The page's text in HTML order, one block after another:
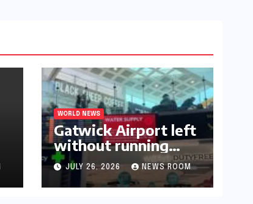
WORLD NEWS
Gatwick Airport left
without running
water after major
outage​​
JULY 26, 2026 NEWS ROOM